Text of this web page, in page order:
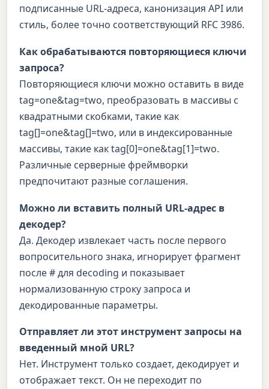
подписанные URL-адреса, канонизация API или
стиль, более точно соответствующий RFC 3986.
Как обрабатываются повторяющиеся ключи
запроса?
Повторяющиеся ключи можно оставить в виде
tag=one&tag=two, преобразовать в массивы с
квадратными скобками, такие как
tag[]=one&tag[]=two, или в индексированные
массивы, такие как tag[0]=one&tag[1]=two.
Различные серверные фреймворки
предпочитают разные соглашения.
Можно ли вставить полный URL-адрес в
декодер?
Да. Декодер извлекает часть после первого
вопросительного знака, игнорирует фрагмент
после # для decoding и показывает
нормализованную строку запроса и
декодированные параметры.
Отправляет ли этот инструмент запросы на
введенный мной URL?
Нет. Инструмент только создает, декодирует и
отображает текст. Он не переходит по